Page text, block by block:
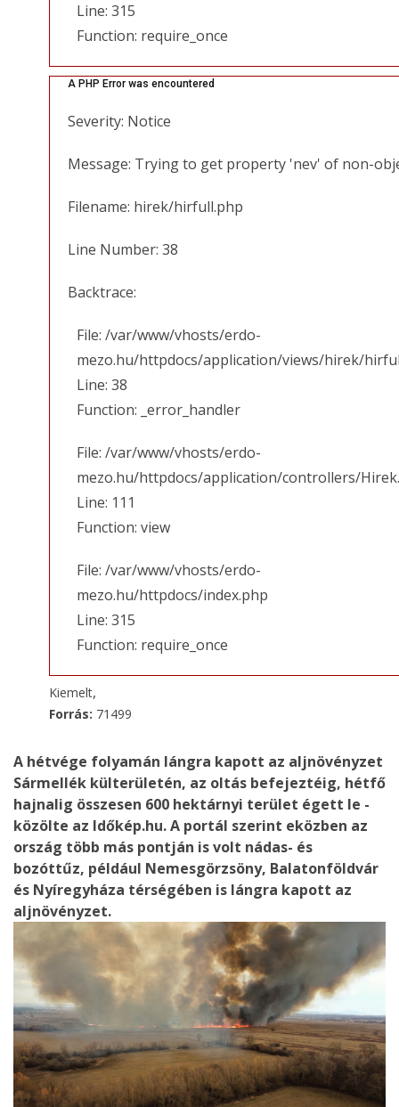
Line: 315
Function: require_once
A PHP Error was encountered
Severity: Notice
Message: Trying to get property 'nev' of non-
Filename: hirek/hirfull.php
Line Number: 38
Backtrace:
File: /var/www/vhosts/erdo-
mezo.hu/httpdocs/application/views/hirek/
Line: 38
Function: _error_handler
File: /var/www/vhosts/erdo-
mezo.hu/httpdocs/application/controllers/
Line: 111
Function: view
File: /var/www/vhosts/erdo-
mezo.hu/httpdocs/index.php
Line: 315
Function: require_once
Kiemelt,
Forrás: 71499
A hétvége folyamán lángra kapott az aljnövényzet
Sármellék külterületén, az oltás befejeztéig, hétfő
hajnalig összesen 600 hektárnyi terület égett le -
közölte az Időkép.hu. A portál szerint eközben az
ország több más pontján is volt nádas- és
bozóttűz, például Nemesgörzsöny, Balatonföldvár
és Nyíregyháza térségében is lángra kapott az
aljnövényzet.